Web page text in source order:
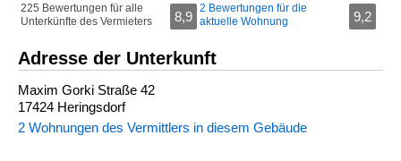
225 Bewertungen für alle
Unterkünfte des Vermieters
8,9
2 Bewertungen für die
aktuelle Wohnung
9,2
Adresse der Unterkunft
Maxim Gorki Straße 42
17424 Heringsdorf
2 Wohnungen des Vermittlers in diesem Gebäude